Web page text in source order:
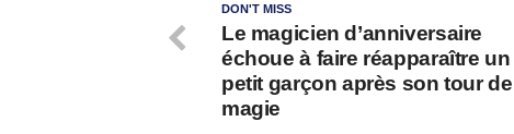
DON'T MISS
Le magicien d’anniversaire
échoue à faire réapparaître un
petit garçon après son tour de
magie